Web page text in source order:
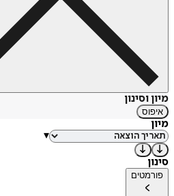
מיון וסינון
איפוס
מיון
▾
סינון
פורמטים